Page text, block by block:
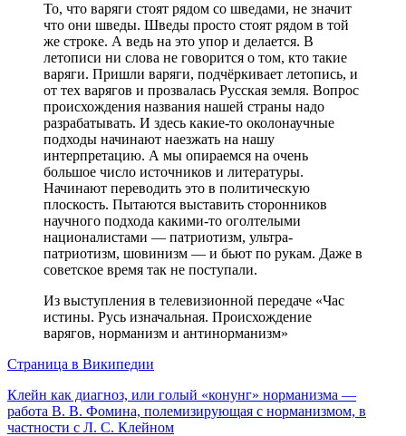
То, что варяги стоят рядом со шведами, не значит
что они шведы. Шведы просто стоят рядом в той
же строке. А ведь на это упор и делается. В
летописи ни слова не говорится о том, кто такие
варяги. Пришли варяги, подчёркивает летопись, и
от тех варягов и прозвалась Русская земля. Вопрос
происхождения названия нашей страны надо
разрабатывать. И здесь какие-то околонаучные
подходы начинают наезжать на нашу
интерпретацию. А мы опираемся на очень
большое число источников и литературы.
Начинают переводить это в политическую
плоскость. Пытаются выставить сторонников
научного подхода какими-то оголтелыми
националистами — патриотизм, ультра-
патриотизм, шовинизм — и бьют по рукам. Даже в
советское время так не поступали.
Из выступления в телевизионной передаче «Час
истины. Русь изначальная. Происхождение
варягов, норманизм и антинорманизм»
Страница в Википедии
Клейн как диагноз, или голый «конунг» норманизма —
работа В. В. Фомина, полемизирующая с норманизмом, в
частности с Л. С. Клейном